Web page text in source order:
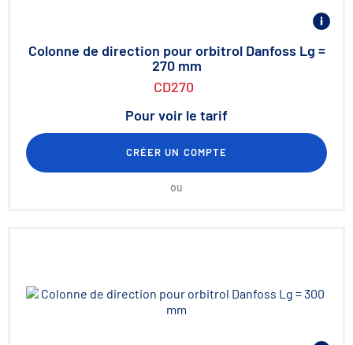
Colonne de direction pour orbitrol Danfoss Lg =
270 mm
CD270
Pour voir le tarif
CRÉER UN COMPTE
ou